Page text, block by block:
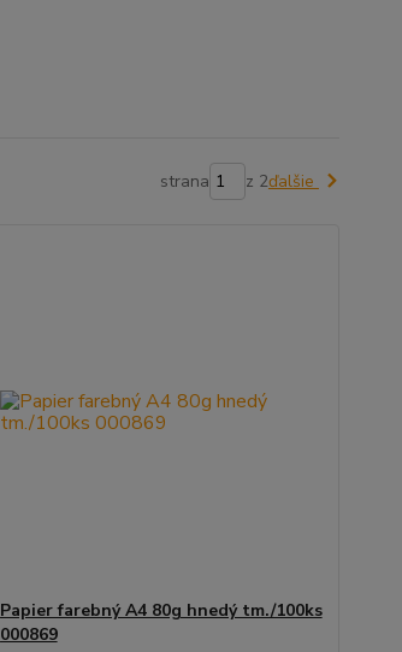
strana z 2ďalšie
Papier farebný A4 80g hnedý tm./100ks
000869